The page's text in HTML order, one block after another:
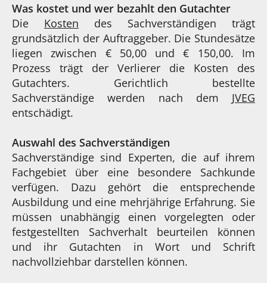
Was kostet und wer bezahlt den Gutachter
Die Kosten des Sachverständigen trägt
grundsätzlich der Auftraggeber. Die Stundesätze
liegen zwischen € 50,00 und € 150,00. Im
Prozess trägt der Verlierer die Kosten des
Gutachters. Gerichtlich bestellte
Sachverständige werden nach dem JVEG
entschädigt.
Auswahl des Sachverständigen
Sachverständige sind Experten, die auf ihrem
Fachgebiet über eine besondere Sachkunde
verfügen. Dazu gehört die entsprechende
Ausbildung und eine mehrjährige Erfahrung. Sie
müssen unabhängig einen vorgelegten oder
festgestellten Sachverhalt beurteilen können
und ihr Gutachten in Wort und Schrift
nachvollziehbar darstellen können.